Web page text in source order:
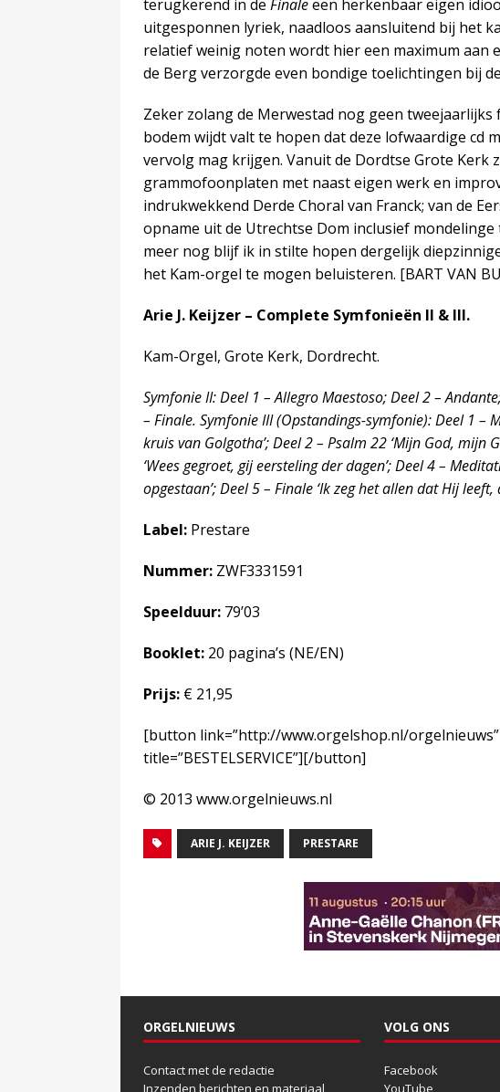
terugkerend in de Finaleeen herkenbaar eigen
uitgesponnen lyriek, naadloos aansluitend bij het
relatief weinig noten wordt hier een maximum aan
de Berg verzorgde even bondige toelichtingen bij
Zeker zolang de Merwestad nog geen
bodem wijdt valt te hopen dat deze lofwaardige cd
vervolg mag krijgen. Vanuit de Dordtse Grote Kerk
grammofoonplaten met naast eigen werk en
indrukwekkend Derde Choral van Franck; van de
opname uit de Utrechtse Dom inclusief
meer nog blijf ik in stilte hopen dergelijk
het Kam-orgel te mogen beluisteren. [BART VAN
Arie J. Keijzer – Complete Symfonieën II & III.
Kam-Orgel, Grote Kerk, Dordrecht.
Symfonie II: Deel 1 – Allegro Maestoso; Deel 2 –
– Finale. Symfonie III (Opstandings-symfonie): Deel 1 –
kruis van Golgotha’; Deel 2 – Psalm 22 ‘Mijn God, mijn
‘Wees gegroet, gij eersteling der dagen’; Deel 4 –
opgestaan’; Deel 5 – Finale ‘Ik zeg het allen dat Hij leeft,
Label: Prestare
Nummer: ZWF3331591
Speelduur: 79’03
Booklet: 20 pagina’s (NE/EN)
Prijs: € 21,95
[button link=”http://www.orgelshop.nl/orgelnieuws”
title=”BESTELSERVICE”][/button]
© 2013 www.orgelnieuws.nl
ARIE J. KEIJZER PRESTARE
ORGELNIEUWS
Contact met de redactie
Inzenden berichten en materiaal
VOLG ONS
Facebook
YouTube